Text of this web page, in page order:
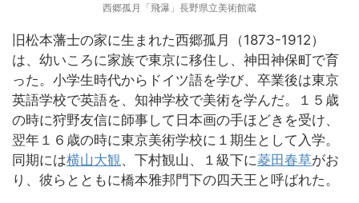
西郷孤月「飛瀑」長野県立美術館蔵
旧松本藩士の家に生まれた西郷孤月（1873-1912）
は、幼いころに家族で東京に移住し、神田神保町で育
った。小学生時代からドイツ語を学び、卒業後は東京
英語学校で英語を、知神学校で美術を学んだ。１５歳
の時に狩野友信に師事して日本画の手ほどきを受け、
翌年１６歳の時に東京美術学校に１期生として入学。
同期には横山大観、下村観山、１級下に菱田春草がお
り、彼らとともに橋本雅邦門下の四天王と呼ばれた。